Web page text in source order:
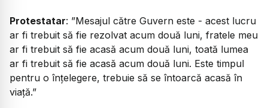
Protestatar: ”Mesajul către Guvern este - acest lucru
ar fi trebuit să fie rezolvat acum două luni, fratele meu
ar fi trebuit să fie acasă acum două luni, toată lumea
ar fi trebuit să fie acasă acum două luni. Este timpul
pentru o înțelegere, trebuie să se întoarcă acasă în
viață.”